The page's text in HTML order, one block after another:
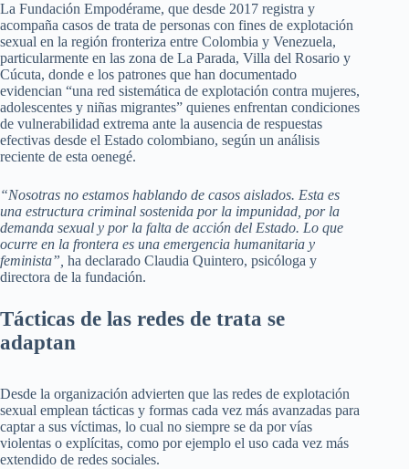
La Fundación Empodérame, que desde 2017 registra y
acompaña casos de trata de personas con fines de explotación
sexual en la región fronteriza entre Colombia y Venezuela,
particularmente en las zona de La Parada, Villa del Rosario y
Cúcuta, donde e los patrones que han documentado
evidencian “una red sistemática de explotación contra mujeres,
adolescentes y niñas migrantes” quienes enfrentan condiciones
de vulnerabilidad extrema ante la ausencia de respuestas
efectivas desde el Estado colombiano, según un análisis
reciente de esta oenegé.
“Nosotras no estamos hablando de casos aislados. Esta es
una estructura criminal sostenida por la impunidad, por la
demanda sexual y por la falta de acción del Estado. Lo que
ocurre en la frontera es una emergencia humanitaria y
feminista”, ha declarado Claudia Quintero, psicóloga y
directora de la fundación.
Tácticas de las redes de trata se
adaptan
Desde la organización advierten que las redes de explotación
sexual emplean tácticas y formas cada vez más avanzadas para
captar a sus víctimas, lo cual no siempre se da por vías
violentas o explícitas, como por ejemplo el uso cada vez más
extendido de redes sociales.